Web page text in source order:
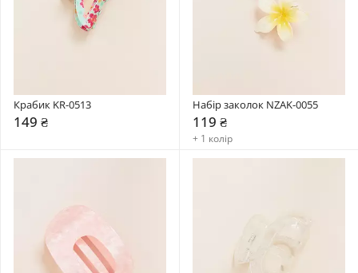
Крабик KR-0513
149 ₴
Набір заколок NZAK-0055
119 ₴
+ 1 колір